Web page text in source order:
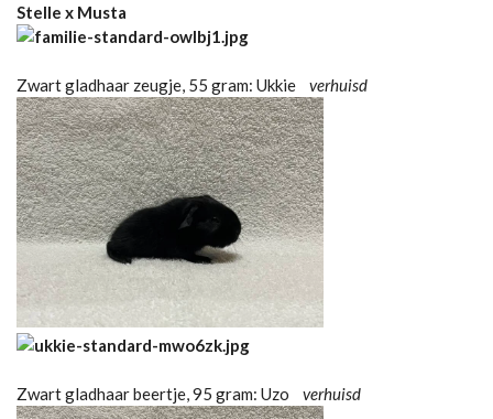
Stelle x Musta
Zwart gladhaar zeugje, 55 gram: Ukkie verhuisd
Zwart gladhaar beertje, 95 gram: Uzo verhuisd